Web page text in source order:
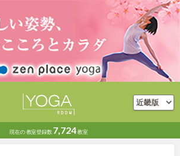
現在の教室登録数 7,724教室